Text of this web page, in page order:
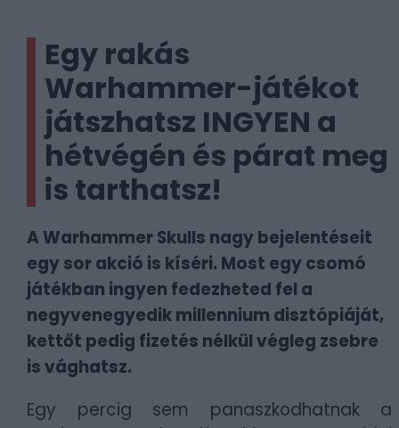
Egy rakás
Warhammer-játékot
játszhatsz INGYEN a
hétvégén és párat meg
is tarthatsz!
A Warhammer Skulls nagy bejelentéseit
egy sor akció is kíséri. Most egy csomó
játékban ingyen fedezheted fel a
negyvenegyedik millennium disztópiáját,
kettőt pedig fizetés nélkül végleg zsebre
is vághatsz.
Egy percig sem panaszkodhatnak a